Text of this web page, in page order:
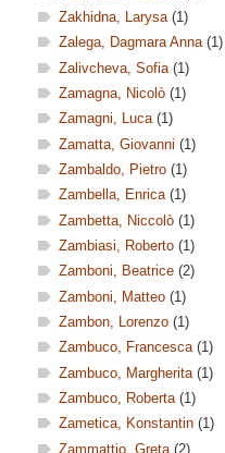
Zakhidna, Larysa(1)
Zalega, Dagmara Anna(1)
Zalivcheva, Sofia(1)
Zamagna, Nicolò(1)
Zamagni, Luca(1)
Zamatta, Giovanni (1)
Zambaldo, Pietro(1)
Zambella, Enrica(1)
Zambetta, Niccolò(1)
Zambiasi, Roberto(1)
Zamboni, Beatrice(2)
Zamboni, Matteo(1)
Zambon, Lorenzo(1)
Zambuco, Francesca(1)
Zambuco, Margherita(1)
Zambuco, Roberta(1)
Zametica, Konstantin(1)
Zammattio, Greta(2)